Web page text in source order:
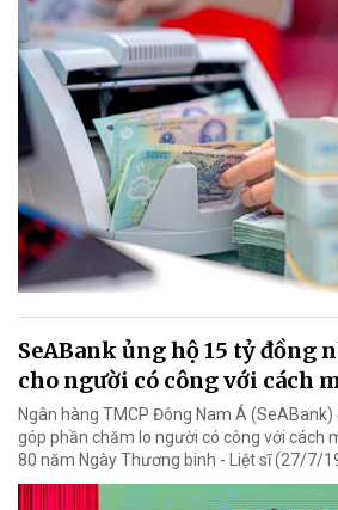
SeABank ủng hộ 15 tỷ đồng
cho người có công với cách
Ngân hàng TMCP Đông Nam Á
góp phần chăm lo người có công với cách
80 năm Ngày Thương binh - Liệt sĩ (27/7/